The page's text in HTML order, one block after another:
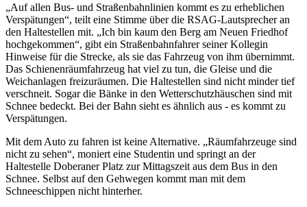
„Auf allen Bus- und Straßenbahnlinien kommt es zu erheblichen
Verspätungen“, teilt eine Stimme über die RSAG-Lautsprecher an
den Haltestellen mit. „Ich bin kaum den Berg am Neuen Friedhof
hochgekommen“, gibt ein Straßenbahnfahrer seiner Kollegin
Hinweise für die Strecke, als sie das Fahrzeug von ihm übernimmt.
Das Schienenräumfahrzeug hat viel zu tun, die Gleise und die
Weichanlagen freizuräumen. Die Haltestellen sind nicht minder tief
verschneit. Sogar die Bänke in den Wetterschutzhäuschen sind mit
Schnee bedeckt. Bei der Bahn sieht es ähnlich aus - es kommt zu
Verspätungen.
Mit dem Auto zu fahren ist keine Alternative. „Räumfahrzeuge sind
nicht zu sehen“, moniert eine Studentin und springt an der
Haltestelle Doberaner Platz zur Mittagszeit aus dem Bus in den
Schnee. Selbst auf den Gehwegen kommt man mit dem
Schneeschippen nicht hinterher.